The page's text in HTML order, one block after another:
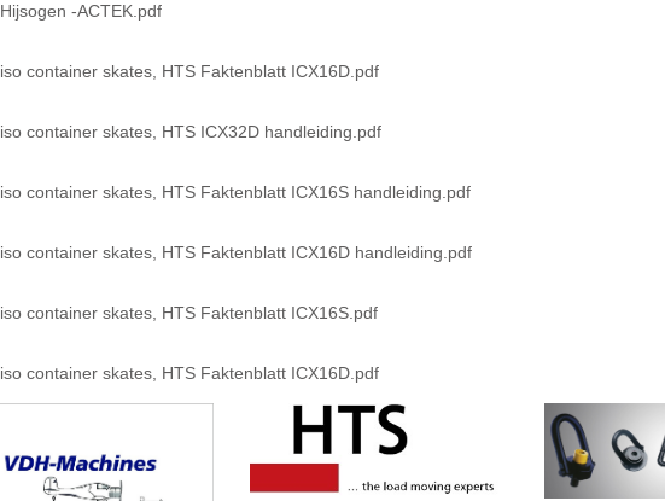
Hijsogen -ACTEK.pdf
iso container skates, HTS Faktenblatt ICX16D.pdf
iso container skates, HTS ICX32D handleiding.pdf
iso container skates, HTS Faktenblatt ICX16S handleiding.pdf
iso container skates, HTS Faktenblatt ICX16D handleiding.pdf
iso container skates, HTS Faktenblatt ICX16S.pdf
iso container skates, HTS Faktenblatt ICX16D.pdf